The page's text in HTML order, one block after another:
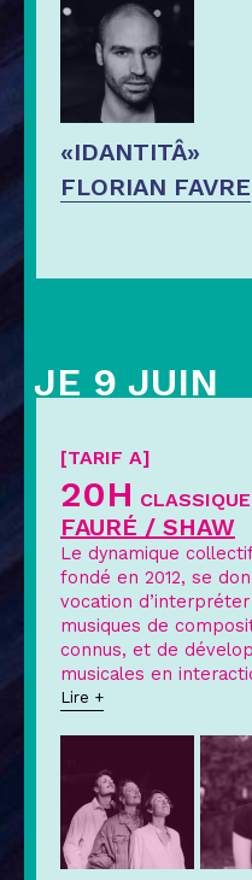
«IDANTITÂ»
FLORIAN FAVRE
JE 9 JUIN
[TARIF A]
20H
FAURÉ / SHAW
Le dynamique
fondé en 2012, se
vocation
musiques de
connus, et de
musicales en
Lire +